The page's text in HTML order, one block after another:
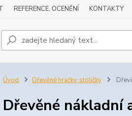
REFERENCE, OCENĚNÍ KONTAKTY
Úvod Dřevěné hračky, stoličky
Dřevěné nákladní